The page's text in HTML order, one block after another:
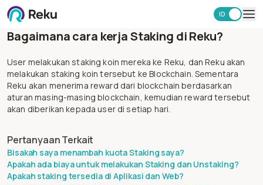
EN
ID
Investasi
Learning Hub
Keamanan
Biaya
Unduh Aplikasi Reku
Pertanyaan Terkait
Bisakah saya menambah kuota Staking saya?
Apakah ada biaya untuk melakukan Staking dan Unstaking?
Apakah staking tersedia di Aplikasi dan Web?
Bagaimana cara kerja Staking di Reku?
User melakukan staking koin mereka ke Reku, dan Reku akan
melakukan staking koin tersebut ke Blockchain. Sementara
Reku akan menerima reward dari blockchain berdasarkan
aturan masing-masing blockchain, kemudian reward tersebut
akan diberikan kepada user di setiap hari.